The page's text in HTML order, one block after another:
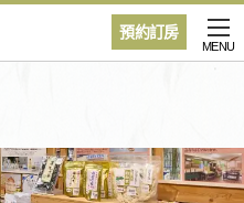
預約訂房
MENU